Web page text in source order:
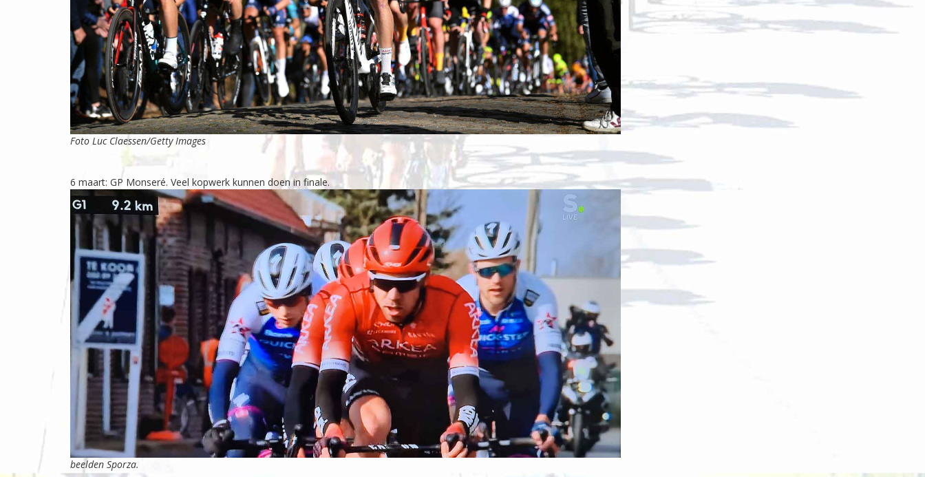
Foto Luc Claessen/Getty Images
6 maart: GP Monseré. Veel kopwerk kunnen doen in finale.
beelden Sporza.